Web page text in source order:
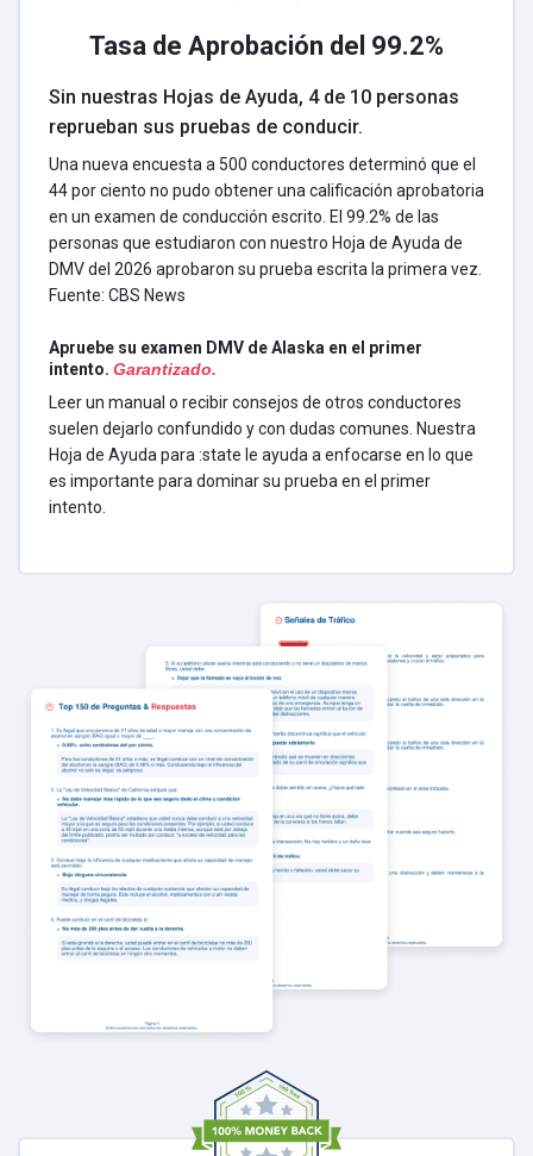
Tasa de Aprobación del 99.2%
Sin nuestras Hojas de Ayuda, 4 de 10 personas
reprueban sus pruebas de conducir.
Una nueva encuesta a 500 conductores determinó que el
44 por ciento no pudo obtener una calificación aprobatoria
en un examen de conducción escrito. El 99.2% de las
personas que estudiaron con nuestro Hoja de Ayuda de
DMV del 2026 aprobaron su prueba escrita la primera vez.
Fuente: CBS News
Apruebe su examen DMV de Alaska en el primer
intento. Garantizado.
Leer un manual o recibir consejos de otros conductores
suelen dejarlo confundido y con dudas comunes. Nuestra
Hoja de Ayuda para :state le ayuda a enfocarse en lo que
es importante para dominar su prueba en el primer
intento.